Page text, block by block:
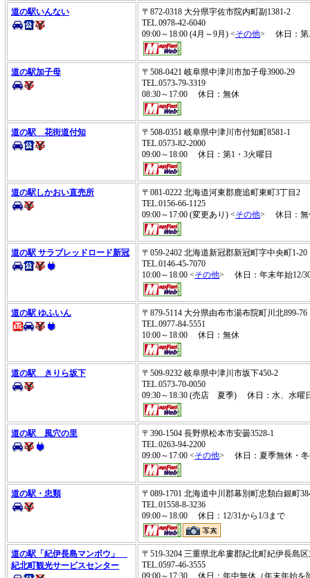
道の駅いんない
〒872-0318 大分県宇佐市院内町副1381-2
TEL.0978-42-6040
09:00～18:00 (4月～9月) <その他> 休日：第
道の駅加子母
〒508-0421 岐阜県中津川市加子母3900-29
TEL.0573-79-3319
08:30～17:00 休日：無休
道の駅 花街道付知
〒508-0351 岐阜県中津川市付知町8581-1
TEL.0573-82-2000
09:00～18:00 休日：第1・3火曜日
道の駅しかおい直売所
〒081-0222 北海道河東郡鹿追町東町3丁目2
TEL.0156-66-1125
09:00～17:00 (変更あり) <その他> 休日：無
道の駅 サラブレッドロード新冠
〒059-2402 北海道新冠郡新冠町字中央町1-
TEL.0146-45-7070
10:00～18:00 <その他> 休日：年末年始12/
道の駅 ゆふいん
〒879-5114 大分県由布市湯布院町川北899-
TEL.0977-84-5551
10:00～18:00 休日：無休
道の駅 きりら坂下
〒509-9232 岐阜県中津川市坂下450-2
TEL.0573-70-0050
09:30～18:30 (売店 夏季) 休日：水、水曜
道の駅 風穴の里
〒390-1504 長野県松本市安曇3528-1
TEL.0263-94-2200
09:00～17:00 <その他> 休日：夏季無休・冬
道の駅・忠類
〒089-1701 北海道中川郡幕別町忠類白銀町
TEL.01558-8-3236
09:00～18:00 休日：12/31から1/3まで
道の駅「紀伊長島マンボウ」
紀北町観光サービスセンター
〒519-3204 三重県北牟婁郡紀北町紀伊長島
TEL.0597-46-3555
09:00～17:30 休日：年中無休（年末年始を